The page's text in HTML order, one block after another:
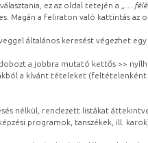
ez az oldal tetején a „
…
Magán a feliraton való kattintás az
általános keresést végezhet
a jobbra mutató kettős >>
a kívánt tételeket (feltételenként
nélkül, rendezett listákat
programok, tanszékek, ill.